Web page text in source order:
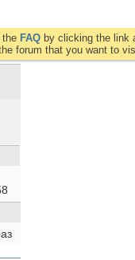
the FAQ by clicking the link
forum that you want to